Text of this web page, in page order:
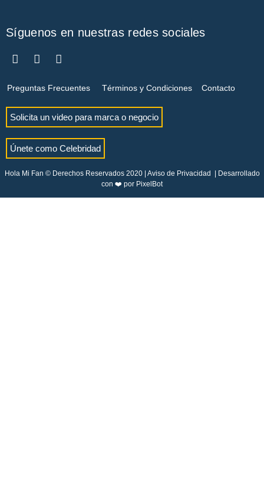
Síguenos en nuestras redes sociales
Preguntas Frecuentes Términos y Condiciones Contacto
Solicita un video para marca o negocio
Únete como Celebridad
Hola Mi Fan © Derechos Reservados 2020 | Aviso de Privacidad
| Desarrollado
con ❤️ por PixelBot